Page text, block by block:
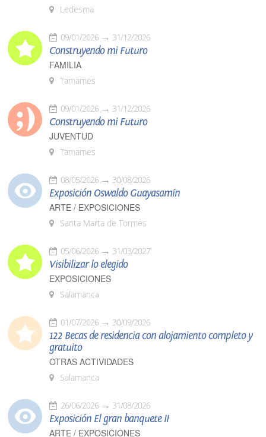
Ledesma
09/01/2026 31/12/2026
Construyendo mi Futuro
FAMILIA
Tamames
09/01/2026 31/12/2026
Construyendo mi Futuro
JUVENTUD
Tamames
08/05/2026 30/08/2026
Exposición Oswaldo Guayasamín
ARTE / EXPOSICIONES
Santa Marta de Tormes
05/06/2026 31/03/2027
Visibilizar lo elegido
EXPOSICIONES
Salamanca
01/07/2026 30/09/2026
122 Becas de residencia con alojamiento completo y
gratuito
OTRAS ACTIVIDADES
Salamanca
26/06/2026 31/08/2026
Exposición El gran banquete II
ARTE / EXPOSICIONES